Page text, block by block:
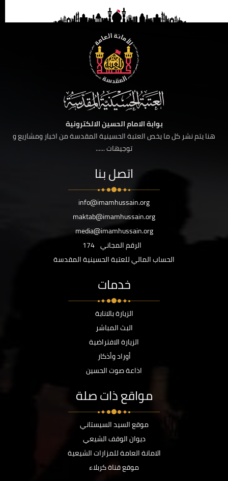
بوابة الامام الحسين الالكترونية
هنا يتم نشر كل ما يخص العتبة الحسينية المقدسة من اخبار ومشاريع و
توجيهات ......
اتصل بنا
info@imamhussain.org
maktab@imamhussain.org
media@imamhussain.org
الرقم المجاني 174
الحساب المالي للعتبة الحسينية المقدسة
خدمات
الزيارة بالانابة
البث المباشر
الزيارة الافتراضية
أوراد وأذكار
اذاعة صوت الحسين
مواقع ذات صلة
موقع السيد السيستاني
ديوان الوقف الشيعي
الامانة العامة للمزارات الشيعية
موقع قناة كربلاء